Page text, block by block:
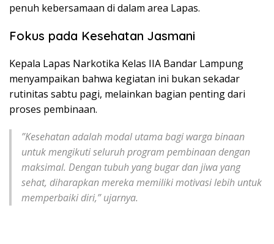
penuh kebersamaan di dalam area Lapas.
Fokus pada Kesehatan Jasmani
​Kepala Lapas Narkotika Kelas IIA Bandar Lampung
menyampaikan bahwa kegiatan ini bukan sekadar
rutinitas sabtu pagi, melainkan bagian penting dari
proses pembinaan.
​”Kesehatan adalah modal utama bagi warga binaan
untuk mengikuti seluruh program pembinaan dengan
maksimal. Dengan tubuh yang bugar dan jiwa yang
sehat, diharapkan mereka memiliki motivasi lebih untuk
memperbaiki diri,” ujarnya.